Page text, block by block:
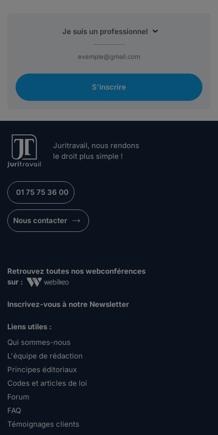
S'inscrire
Juritravail, nous rendons
le droit plus simple !
01 75 75 36 00
Nous contacter
Retrouvez toutes nos webconférences
sur :
Inscrivez-vous à notre Newsletter
Liens utiles :
Qui sommes-nous
L'équipe de rédaction
Principes éditoriaux
Codes et articles de loi
Forum
FAQ
Témoignages clients